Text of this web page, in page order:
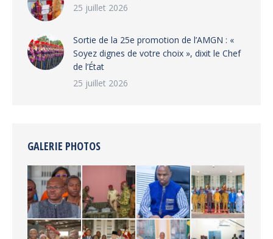
25 juillet 2026
‎Sortie de la 25e promotion de l’AMGN : «
Soyez dignes de votre choix », dixit le Chef
de l’État
25 juillet 2026
GALERIE PHOTOS